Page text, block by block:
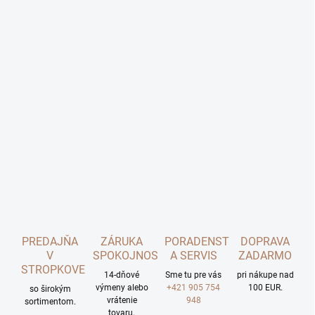
PREDAJŇA
V
STROPKOVE
so širokým
sortimentom.
ZÁRUKA
SPOKOJNOSTI
14-dňové
výmeny alebo
vrátenie
tovaru.
PORADENSTVO
A SERVIS
Sme tu pre vás
+421 905 754
948
DOPRAVA
ZADARMO
pri nákupe nad
100 EUR.